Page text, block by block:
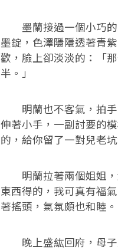
墨蘭接過一個小巧的
墨錠，色澤隱隱透著青
歡，臉上卻淡淡的：「
半。」
明蘭也不客氣，拍手
伸著小手，一副討要的
的，給你留了一對兒老
明蘭拉著兩個姐姐，
東西得的，我可真有福
著搖頭，氣氛頗也和睦。
晚上盛紘回府，母子